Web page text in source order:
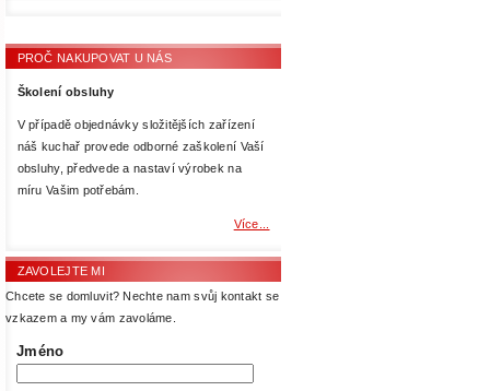
PROČ NAKUPOVAT U NÁS
Školení obsluhy
V případě objednávky složitějších zařízení
náš kuchař provede odborné zaškolení Vaší
obsluhy, předvede a nastaví výrobek na
míru Vašim potřebám.
Více...
ZAVOLEJTE MI
Chcete se domluvit? Nechte nam svůj kontakt se
vzkazem a my vám zavoláme.
Jméno